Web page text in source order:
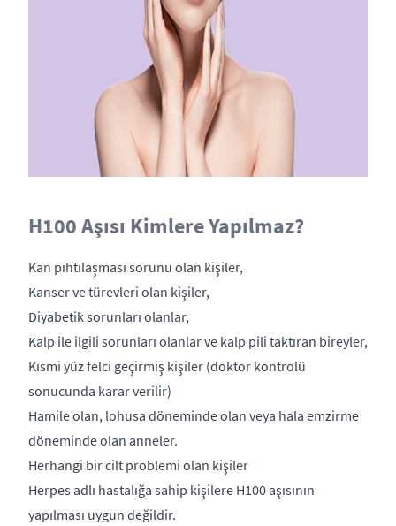
H100 Aşısı Kimlere Yapılmaz?
Kan pıhtılaşması sorunu olan kişiler,
Kanser ve türevleri olan kişiler,
Diyabetik sorunları olanlar,
Kalp ile ilgili sorunları olanlar ve kalp pili taktıran bireyler,
Kısmi yüz felci geçirmiş kişiler (doktor kontrolü
sonucunda karar verilir)
Hamile olan, lohusa döneminde olan veya hala emzirme
döneminde olan anneler.
Herhangi bir cilt problemi olan kişiler
Herpes adlı hastalığa sahip kişilere H100 aşısının
yapılması uygun değildir.